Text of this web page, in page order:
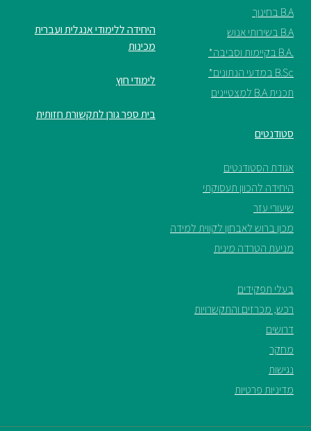
B.A בחינוך
B.A בשירותי אנוש
.B.A בקיימות וסביבה*
B.Sc במדעי הנתונים*
תכנית B.A למצטיינים
היחידה ללימודי אנגלית ועברית
מכינות
לימודי חוץ
בית ספר גורן לתקשורת חזותית
סטודנטים
אגודת הסטודנטים
היחידה להכוון תעסוקתי
שיעורי עזר
מכון ברוש לאבחון לקווית למידה
מניעת הטרדה מינית
בעלי תפקידים
רכש, מכרזים והתקשרויות
דרושים
מחקר
נגישות
מדיניות פרטיות